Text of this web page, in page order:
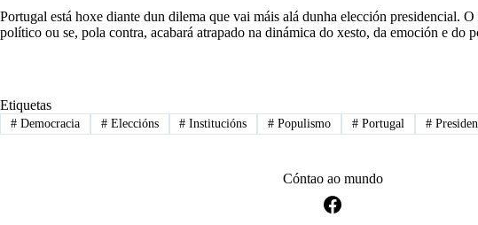
Portugal está hoxe diante dun dilema que vai máis alá dunha elección presidencial.
político ou se, pola contra, acabará atrapado na dinámica do xesto, da emoción e
Etiquetas
#Democracia #Eleccións # Institucións # Populismo # Portugal #
Cóntao ao mundo